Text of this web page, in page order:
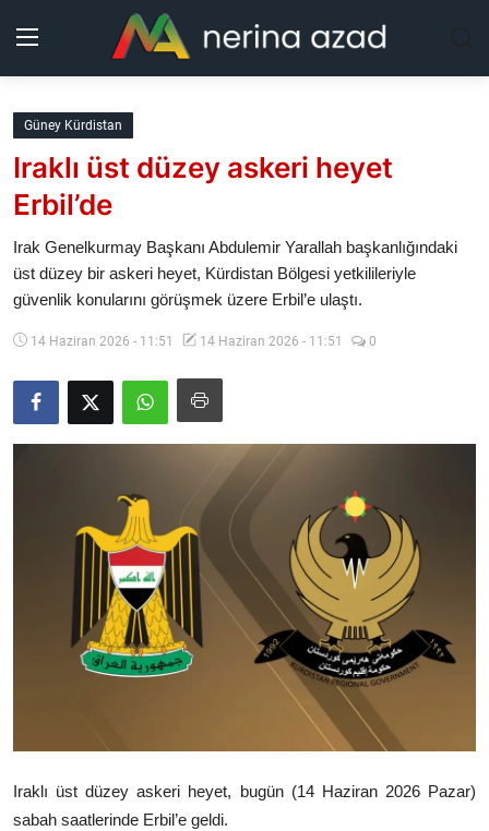
Kurdistan
Bölgeler
Güncel
Analiz
Makaleler
Galeri
Yazarlar
Güney Kürdistan
Iraklı üst düzey askeri heyet
Erbil’de
Irak Genelkurmay Başkanı Abdulemir Yarallah başkanlığındaki
üst düzey bir askeri heyet, Kürdistan Bölgesi yetkilileriyle
güvenlik konularını görüşmek üzere Erbil’e ulaştı.
14 Haziran 2026 - 11:51 14 Haziran 2026 - 11:51 0
Iraklı üst düzey askeri heyet, bugün (14 Haziran 2026 Pazar)
sabah saatlerinde Erbil’e geldi.